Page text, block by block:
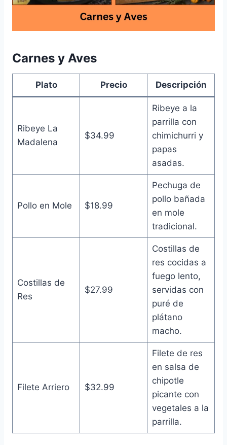
Carnes y Aves
Plato Precio Descripción
Ribeye La
Madalena
$34.99
Ribeye a la
parrilla con
chimichurri y
papas
asadas.
Pollo en Mole $18.99
Pechuga de
pollo bañada
en mole
tradicional.
Costillas de
Res
$27.99
Costillas de
res cocidas a
fuego lento,
servidas con
puré de
plátano
macho.
Filete Arriero $32.99
Filete de res
en salsa de
chipotle
picante con
vegetales a la
parrilla.